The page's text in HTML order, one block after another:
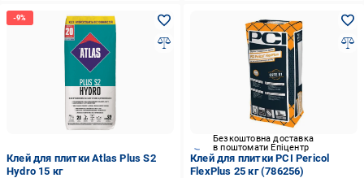
Клей для плитки Atlas Plus S2
Hydro 15 кг
Безкоштовна доставка
в поштомати Епіцентр
Клей для плитки PCI Pericol
FlexPlus 25 кг (786256)